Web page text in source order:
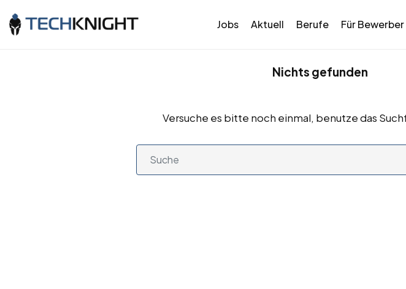
Jobs Aktuell Berufe Für Bewerber
Nichts gefunden
Versuche es bitte noch einmal, benutze das